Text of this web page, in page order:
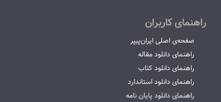
راهنمای کاربران
صفحه‌ی اصلی ایران‌پیپر
راهنمای دانلود مقاله
راهنمای دانلود کتاب
راهنمای دانلود استاندارد
راهنمای دانلود پایان نامه